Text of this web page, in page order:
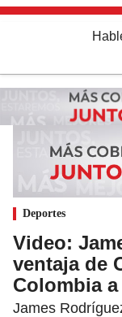
Deportes
Video:
ventaja de
Colombia
James